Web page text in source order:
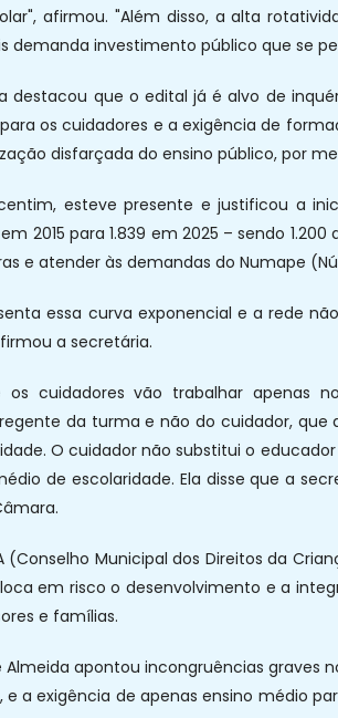
afirmou. "Além disso, a alta
demanda investimento público que se
destacou que o edital já é alvo de
os cuidadores e a exigência de
disfarçada do ensino público, por
esteve presente e justificou a
2015 para 1.839 em 2025 – sendo
e atender às demandas do Numape
essa curva exponencial e a rede
a secretária.
cuidadores vão trabalhar apenas
da turma e não do cuidador,
O cuidador não substitui o
de escolaridade. Ela disse que a
Municipal dos Direitos da
em risco o desenvolvimento e a
e famílias.
Almeida apontou incongruências
a exigência de apenas ensino médio